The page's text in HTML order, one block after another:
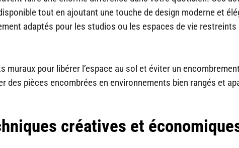
tout en ajoutant une touche de design moderne et
adaptés pour les studios ou les espaces de vie restreints
muraux pour libérer l’espace au sol et éviter un
pièces encombrées en environnements bien rangés et
créatives et